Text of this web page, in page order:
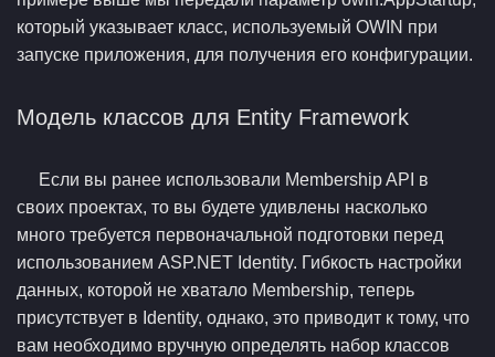
который указывает класс, используемый OWIN при
запуске приложения, для получения его конфигурации.
Модель классов для Entity Framework
Если вы ранее использовали Membership API в
своих проектах, то вы будете удивлены насколько
много требуется первоначальной подготовки перед
использованием ASP.NET Identity. Гибкость настройки
данных, которой не хватало Membership, теперь
присутствует в Identity, однако, это приводит к тому, что
вам необходимо вручную определять набор классов